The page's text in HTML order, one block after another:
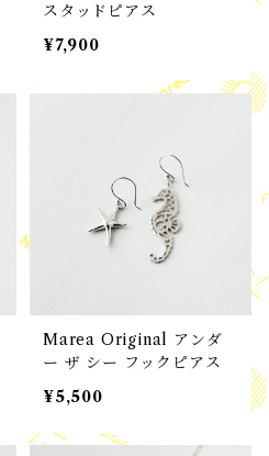
スタッドピアス
¥7,900
Marea Original アンダ
ー ザ シー フックピアス
¥5,500